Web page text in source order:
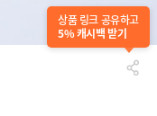
상품 링크 공유하고
5% 캐시백 받기